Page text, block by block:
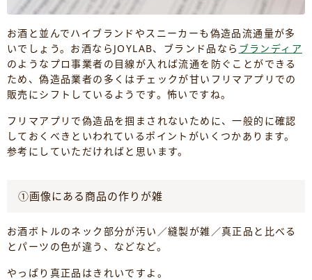
お酒と並んでハイブランドやスニーカーも偽造品流通量が多
いでしょう。お酒ならJOYLAB、ブランド品なら ブランディア
のようなプロ事業者の目線が入れば流通を防ぐことができる
ため、偽造品業者の多くはチェックが甘いフリマアプリでの
販売にシフトしているようです。怖いですね。
フリマアプリで偽造品を掴まされないために、一般的に確認
しておくべきといわれているポイントがいくつかあります。
参考にしていただければと思います。
①画像にある商品の作りが雑
お酒ボトルのネック部分が汚い／縫製が雑／真正品と比べる
とパーツの色が違う、などなど。
やっぱり真正品はきれいですよ。